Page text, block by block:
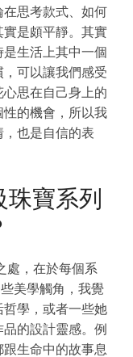
思考款式、如何
是頗平靜。其實
生活上其中一個
可以讓我們感受
思在自己身上的
的機會，所以我
也是自信的表
珠寶系列
處，在於每個系
美學觸角，我覺
學，或者一些她
的設計靈感。例
生命中的故事息